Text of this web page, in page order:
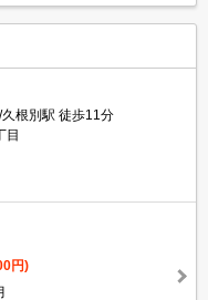
根別駅 徒歩11分
目
円)